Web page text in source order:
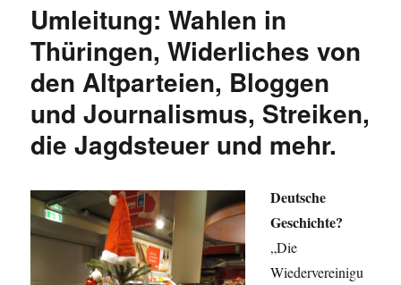
Umleitung: Wahlen in
Thüringen, Widerliches von
den Altparteien, Bloggen
und Journalismus, Streiken,
die Jagdsteuer und mehr.
Deutsche
Geschichte?
„Die
Wiedervereinigu